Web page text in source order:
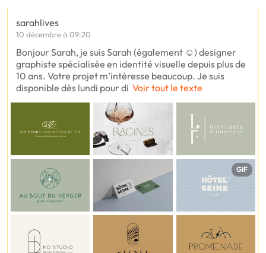
sarahlives
10 décembre à 09:20
Bonjour Sarah, je suis Sarah (également ☺️) designer
graphiste spécialisée en identité visuelle depuis plus de
10 ans. Votre projet m’intéresse beaucoup. Je suis
disponible dès lundi pour di Voir tout le texte
GIF